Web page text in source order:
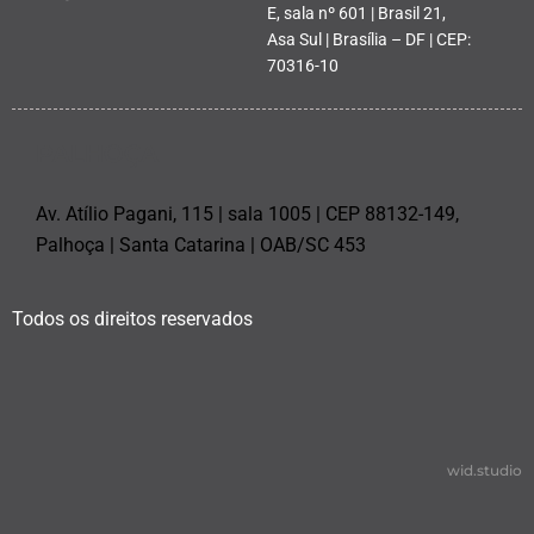
E, sala nº 601 | Brasil 21,
Asa Sul | Brasília – DF | CEP:
70316-10
Av. Atílio Pagani, 115 | sala 1005 | CEP 88132-149,
Palhoça | Santa Catarina | OAB/SC 453
Todos os direitos reservados
wid.studio